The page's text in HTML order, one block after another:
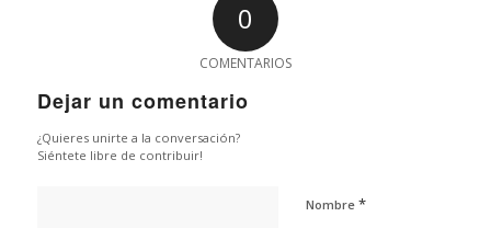
0
COMENTARIOS
Dejar un comentario
¿Quieres unirte a la conversación?
Siéntete libre de contribuir!
Nombre *